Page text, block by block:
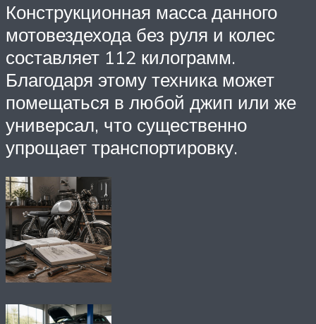
Конструкционная масса данного
мотовездехода без руля и колес
составляет 112 килограмм.
Благодаря этому техника может
помещаться в любой джип или же
универсал, что существенно
упрощает транспортировку.